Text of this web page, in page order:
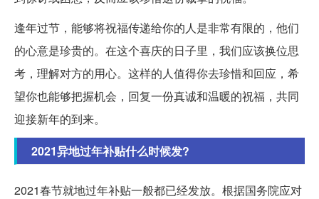
逢年过节，能够将祝福传递给你的人是非常有限的，他们
的心意是珍贵的。在这个喜庆的日子里，我们应该换位思
考，理解对方的用心。这样的人值得你去珍惜和回应，希
望你也能够把握机会，回复一份真诚和温暖的祝福，共同
迎接新年的到来。
2021异地过年补贴什么时候发?
2021春节就地过年补贴一般都已经发放。根据国务院应对